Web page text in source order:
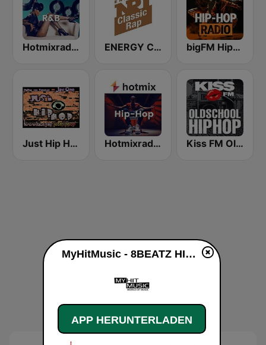
Hotmixradio R&B ENERGY Classic Rap bigFM Hip-Hop Radio
Just Hip Hop Radio Hotmixradio Hip Hop Kiss FM Oldschool Hip Hop
MyHitMusic - 8BEATZ HIP-HOP live
APP HERUNTERLADEN